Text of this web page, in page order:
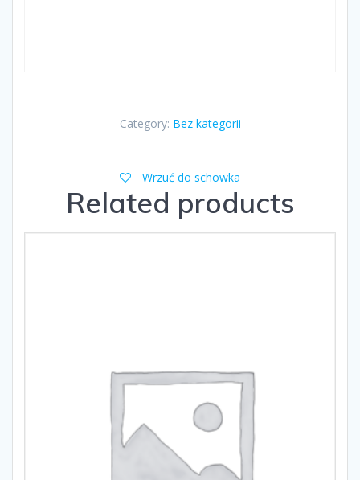
Category: Bez kategorii
Wrzuć do schowka
Related products